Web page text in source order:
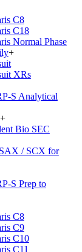
C8
C18
Normal Phase
+
XRs
S Analytical
+
Bio SEC
/ SCX for
S Prep to
C8
C9
C10
C11